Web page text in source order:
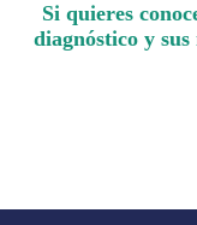
Si quieres
diagnóstico y